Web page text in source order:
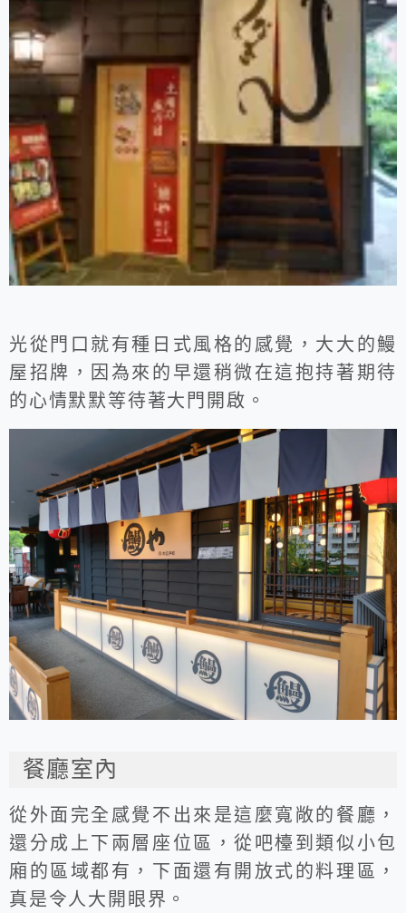
光從門口就有種日式風格的感覺，大大的鰻
屋招牌，因為來的早還稍微在這抱持著期待
的心情默默等待著大門開啟。
餐廳室內
從外面完全感覺不出來是這麼寬敞的餐廳，
還分成上下兩層座位區，從吧檯到類似小包
廂的區域都有，下面還有開放式的料理區，
真是令人大開眼界。